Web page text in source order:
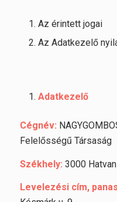
Az érintett jogai
Az Adatkezelő
Adatkezelő
Cégnév:
Felelősségű Társaság
Székhely: 3000
Levelezési cím,